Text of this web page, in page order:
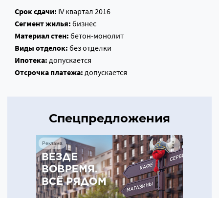
Срок сдачи: IV квартал 2016
Сегмент жилья: бизнес
Материал стен: бетон-монолит
Виды отделок: без отделки
Ипотека: допускается
Отсрочка платежа: допускается
Спецпредложения
Реклама